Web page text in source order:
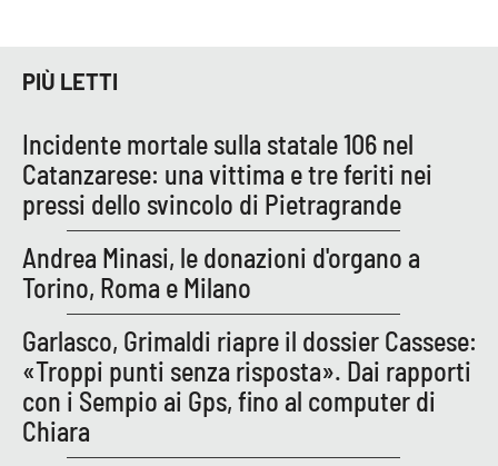
Crotone
Reggio Calabria
Cosenza
Lamezia Terme
PROGETTI
SPECIALI
Buona Sanità Calabria
PIÙ LETTI
Incidente mortale sulla statale 106 nel
Catanzarese: una vittima e tre feriti nei
pressi dello svincolo di Pietragrande
Andrea Minasi, le donazioni d'organo a
Torino, Roma e Milano
Garlasco, Grimaldi riapre il dossier Cassese:
«Troppi punti senza risposta». Dai rapporti
con i Sempio ai Gps, fino al computer di
Chiara